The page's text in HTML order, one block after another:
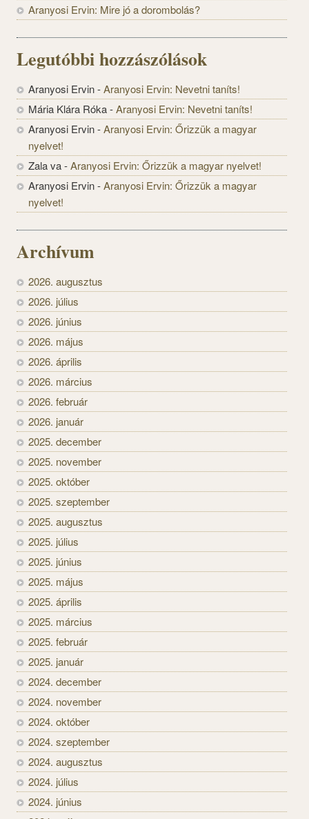
Aranyosi Ervin: Mire jó a dorombolás?
Legutóbbi hozzászólások
Aranyosi Ervin-Aranyosi Ervin: Nevetni taníts!
Mária Klára Róka-Aranyosi Ervin: Nevetni taníts!
Aranyosi Ervin-Aranyosi Ervin: Őrizzük a magyar
nyelvet!
Zala va-Aranyosi Ervin: Őrizzük a magyar nyelvet!
Aranyosi Ervin-Aranyosi Ervin: Őrizzük a magyar
nyelvet!
Archívum
2026. augusztus
2026. július
2026. június
2026. május
2026. április
2026. március
2026. február
2026. január
2025. december
2025. november
2025. október
2025. szeptember
2025. augusztus
2025. július
2025. június
2025. május
2025. április
2025. március
2025. február
2025. január
2024. december
2024. november
2024. október
2024. szeptember
2024. augusztus
2024. július
2024. június